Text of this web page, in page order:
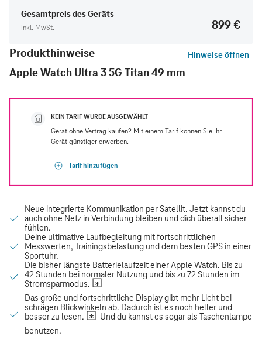
Gesamtpreis des Geräts
inkl. MwSt.
899 €
Produkthinweise
Hinweise öffnen
Apple Watch Ultra 3 5G Titan 49 mm
KEIN TARIF WURDE AUSGEWÄHLT
Gerät ohne Vertrag kaufen? Mit einem Tarif können Sie Ihr
Gerät günstiger erwerben.
Tarif hinzufügen